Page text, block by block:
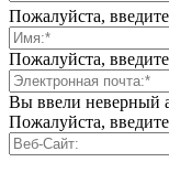
Пожалуйста,
Пожалуйста,
Вы ввели неверный
Пожалуйста,